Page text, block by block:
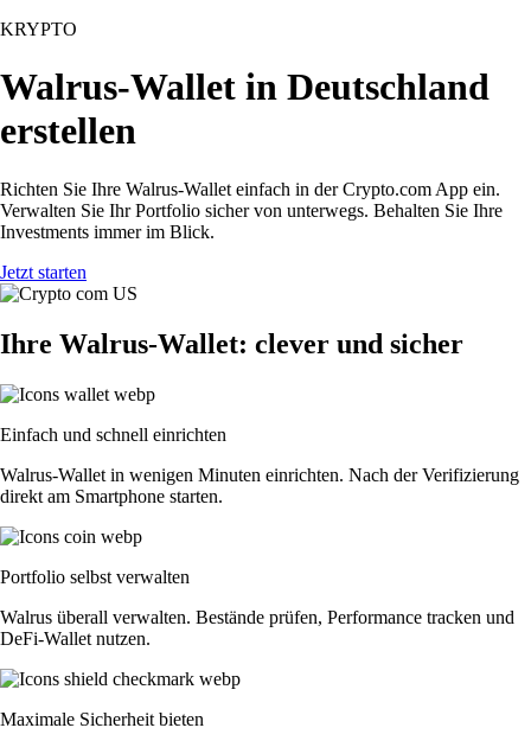
KRYPTO
Walrus-Wallet in Deutschland
erstellen
Richten Sie Ihre Walrus-Wallet einfach in der Crypto.com App ein.
Verwalten Sie Ihr Portfolio sicher von unterwegs. Behalten Sie Ihre
Investments immer im Blick.
Jetzt starten
Ihre Walrus-Wallet: clever und sicher
Einfach und schnell einrichten
Walrus-Wallet in wenigen Minuten einrichten. Nach der Verifizierung
direkt am Smartphone starten.
Portfolio selbst verwalten
Walrus überall verwalten. Bestände prüfen, Performance tracken und
DeFi-Wallet nutzen.
Maximale Sicherheit bieten